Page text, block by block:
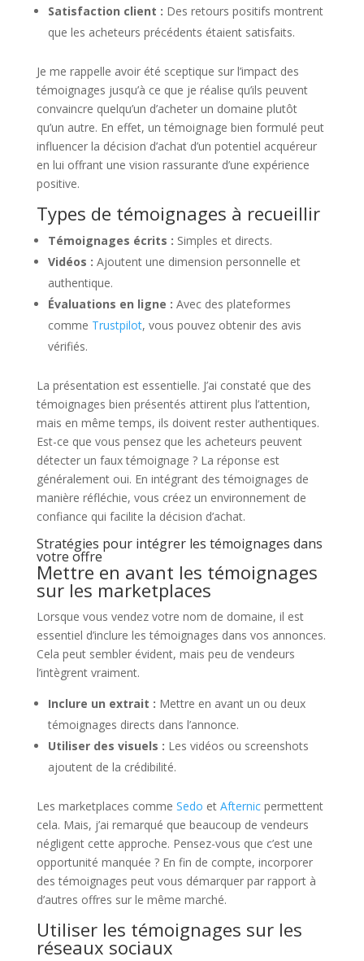
Satisfaction client : Des retours positifs montrent
que les acheteurs précédents étaient satisfaits.
Je me rappelle avoir été sceptique sur l’impact des
témoignages jusqu’à ce que je réalise qu’ils peuvent
convaincre quelqu’un d’acheter un domaine plutôt
qu’un autre. En effet, un témoignage bien formulé peut
influencer la décision d’achat d’un potentiel acquéreur
en lui offrant une vision rassurante d’une expérience
positive.
Types de témoignages à recueillir
Témoignages écrits : Simples et directs.
Vidéos : Ajoutent une dimension personnelle et
authentique.
Évaluations en ligne : Avec des plateformes
comme Trustpilot, vous pouvez obtenir des avis
vérifiés.
La présentation est essentielle. J’ai constaté que des
témoignages bien présentés attirent plus l’attention,
mais en même temps, ils doivent rester authentiques.
Est-ce que vous pensez que les acheteurs peuvent
détecter un faux témoignage ? La réponse est
généralement oui. En intégrant des témoignages de
manière réfléchie, vous créez un environnement de
confiance qui facilite la décision d’achat.
Stratégies pour intégrer les témoignages dans
votre offre
Mettre en avant les témoignages
sur les marketplaces
Lorsque vous vendez votre nom de domaine, il est
essentiel d’inclure les témoignages dans vos annonces.
Cela peut sembler évident, mais peu de vendeurs
l’intègrent vraiment.
Inclure un extrait : Mettre en avant un ou deux
témoignages directs dans l’annonce.
Utiliser des visuels : Les vidéos ou screenshots
ajoutent de la crédibilité.
Les marketplaces comme Sedo et Afternicpermettent
cela. Mais, j’ai remarqué que beaucoup de vendeurs
négligent cette approche. Pensez-vous que c’est une
opportunité manquée ? En fin de compte, incorporer
des témoignages peut vous démarquer par rapport à
d’autres offres sur le même marché.
Utiliser les témoignages sur les
réseaux sociaux